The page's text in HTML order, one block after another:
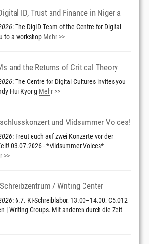
ID, Trust and Finance in Nigeria
: The DigID Team of the Centre for Digital
to a workshop Mehr >>
and the Returns of Critical Theory
: The Centre for Digital Cultures invites you
Hui Kyong Mehr >>
und Midsummer Voices!
: Freut euch auf zwei Konzerte vor der
03.07.2026 - *Midsummer Voices*
>>
/ Writing Center
: 6.7. KI-Schreiblabor, 13.00–14.00, C5.012
| Writing Groups. Mit anderen durch die Zeit